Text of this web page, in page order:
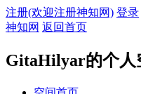
注册(欢迎注册神知网) 登录
神知网 返回首页
GitaHilyar的个人